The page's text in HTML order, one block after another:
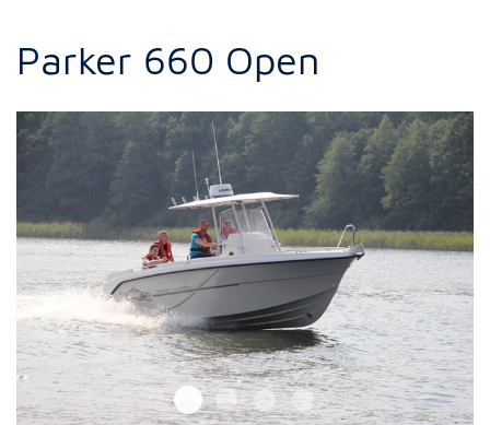
Parker 660 Open